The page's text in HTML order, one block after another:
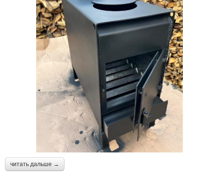
читать дальше →